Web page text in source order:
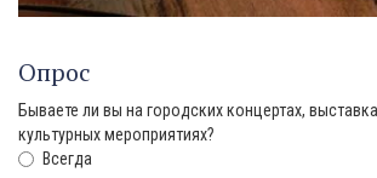
Опрос
Бываете ли вы на городских концертах,
культурных мероприятиях?
Всегда